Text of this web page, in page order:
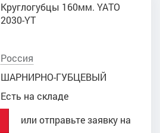
Круглогубцы 160мм. YATO
2030-YT
Россия
ШАРНИРНО-ГУБЦЕВЫЙ
Есть на складе
или отправьте заявку на